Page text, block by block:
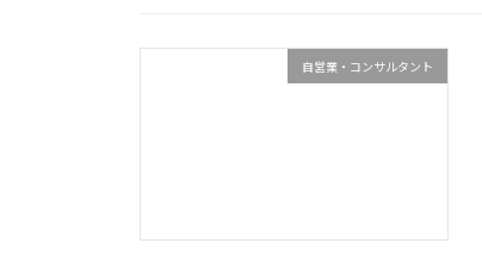
自営業・コンサルタント